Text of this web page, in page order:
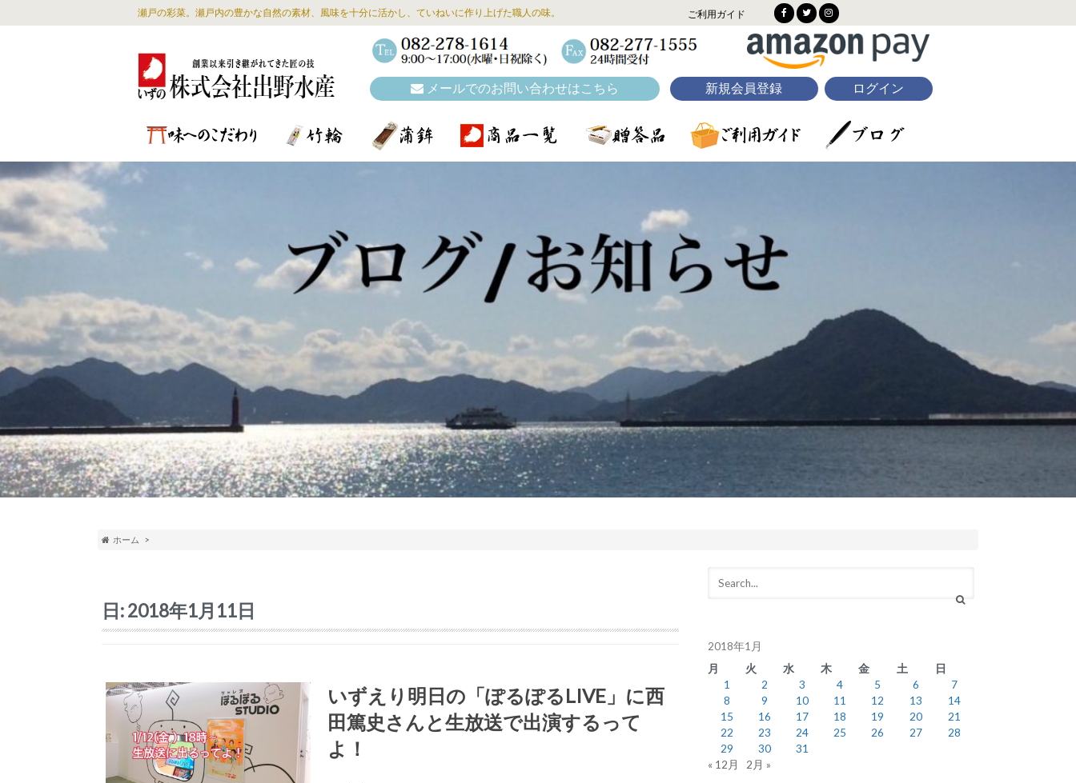
瀬戸の彩菜。瀬戸内の豊かな自然の素材、風味を十分に活かし、ていねいに作り上げた職人の味。 ご利用ガイド
メールでのお問い合わせはこちら 新規会員登録 ログイン
ホーム
日:2018年1月11日
いずえり明日の「ぽるぽるLIVE」に西
田篤史さんと生放送で出演するって
よ！
2018年1月
月
火 水 木 金 土
日
1
2 3 4 5 6
7
8
9 10 11 12 13
14
15
16 17 18 19 20
21
22
23 24 25 26 27
28
29
30
31
« 12月
2月 »